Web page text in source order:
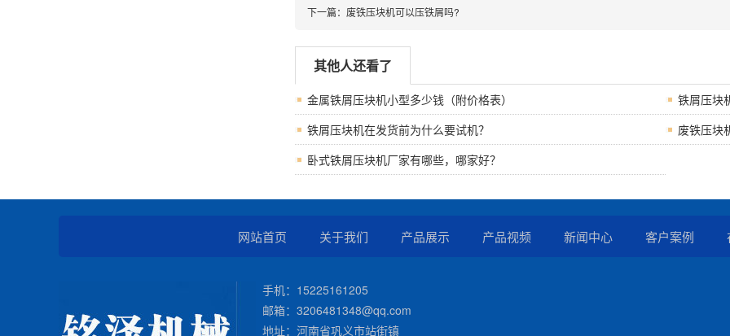
下一篇：废铁压块机可以压铁屑吗?
其他人还看了
金属铁屑压块机小型多少钱（附价格表）
铁屑压块
铁屑压块机在发货前为什么要试机？
废铁压块
卧式铁屑压块机厂家有哪些，哪家好？
网站首页 关于我们 产品展示 产品视频 新闻中心 客户案例
手机：15225161205
邮箱：3206481348@qq.com
地址：河南省巩义市站街镇